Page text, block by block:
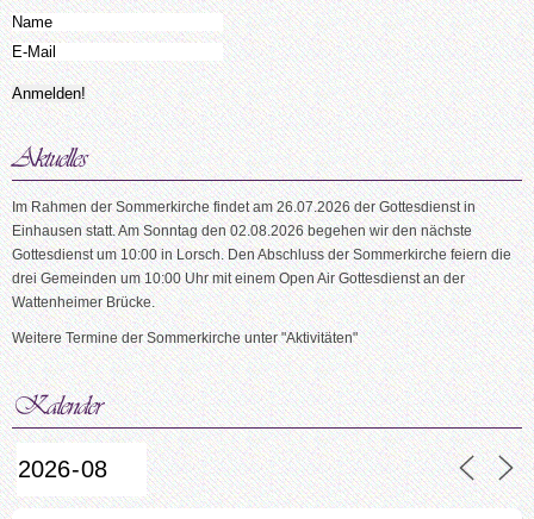
Im Rahmen der Sommerkirche findet am 26.07.2026 der Gottesdienst in
Einhausen statt. Am Sonntag den 02.08.2026 begehen wir den nächste
Gottesdienst um 10:00 in Lorsch. Den Abschluss der Sommerkirche feiern die
drei Gemeinden um 10:00 Uhr mit einem Open Air Gottesdienst an der
Wattenheimer Brücke.
Weitere Termine der Sommerkirche unter "Aktivitäten"